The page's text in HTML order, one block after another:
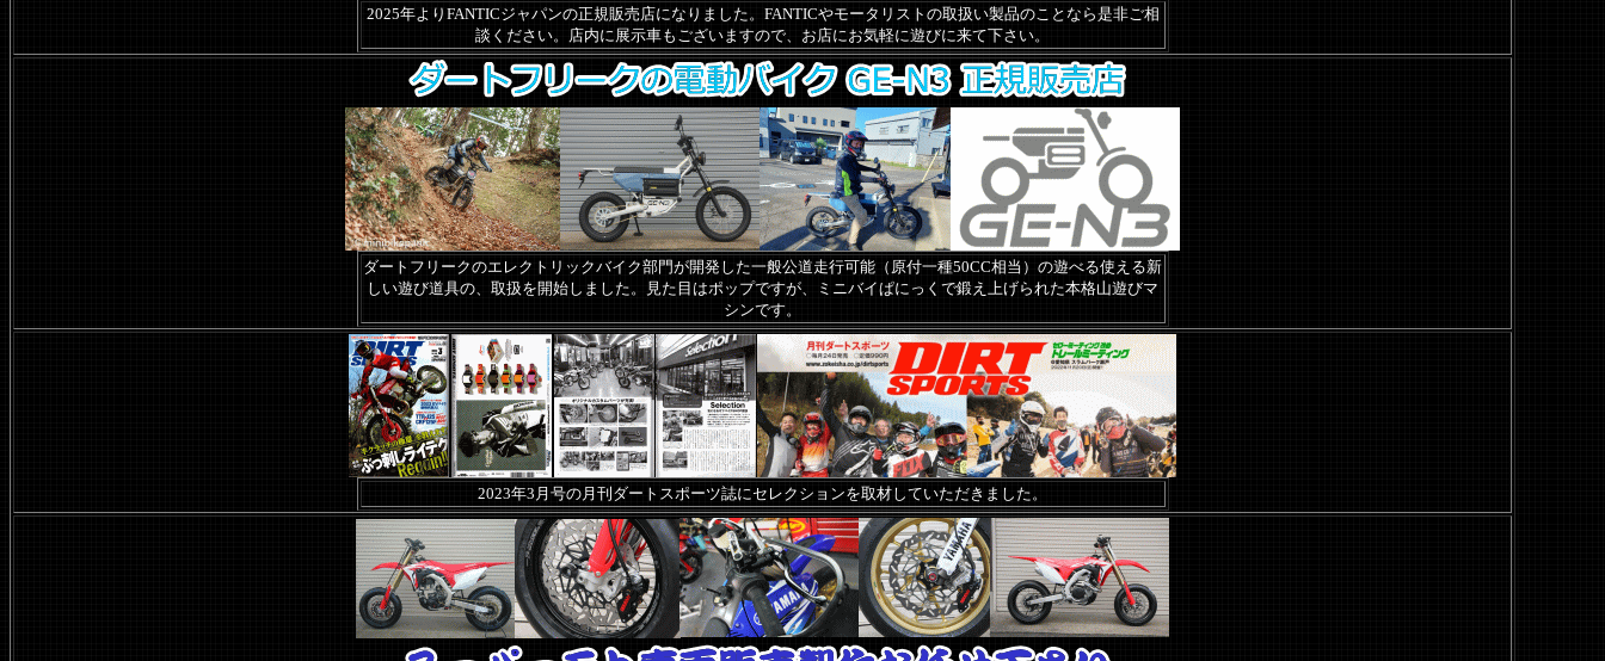
2025年よりFANTICジャパンの正規販売店になりました。FANTICやモータリストの取扱い製品のことなら是非ご相
談ください。店内に展示車もございますので、お店にお気軽に遊びに来て下さい。
ダートフリークのエレクトリックバイク部門が開発した一般公道走行可能（原付一種50CC相当）の遊べる使える新
しい遊び道具の、取扱を開始しました。見た目はポップですが、ミニバイぱにっくで鍛え上げられた本格山遊びマ
シンです。
2023年3月号の月刊ダートスポーツ誌にセレクションを取材していただきました。